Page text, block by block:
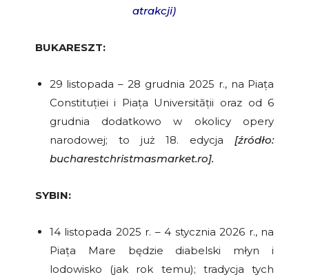
atrakcji)
BUKARESZT:
29 listopada – 28 grudnia 2025 r., na Piața
Constituției i Piața Universității oraz od 6
grudnia dodatkowo w okolicy opery
narodowej; to już 18. edycja[źródło:
bucharestchristmasmarket.ro].
SYBIN:
14 listopada 2025 r. – 4 stycznia 2026 r., na
Piața Mare będzie diabelski młyn i
lodowisko (jak rok temu); tradycja tych